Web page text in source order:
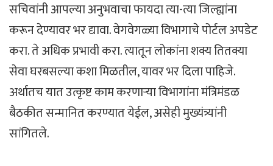
सचिवांनी आपल्या अनुभवाचा फायदा त्या-त्या जिल्ह्यांना
करून देण्यावर भर द्यावा. वेगवेगळ्या विभागाचे पोर्टल अपडेट
करा. ते अधिक प्रभावी करा. त्यातून लोकांना शक्य तितक्या
सेवा घरबसल्या कशा मिळतील, यावर भर दिला पाहिजे.
अर्थातच यात उत्कृष्ट काम करणाऱ्या विभागांना मंत्रिमंडळ
बैठकीत सन्मानित करण्यात येईल, असेही मुख्यंत्र्यांनी
सांगितले.